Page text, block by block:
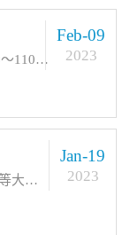
JPBJ-608 溶解氧测定仪：温度(-5.0～110.0)℃ /(23.0-230.0)℉、饱和度(0.0～300.0)%、
Feb-09
2023
输送式检针机，主要用于床上用品等大件或宽幅物品的检测，用于检测夹杂于产品中的断针、铁丝等含铁的金属。
Jan-19
2023